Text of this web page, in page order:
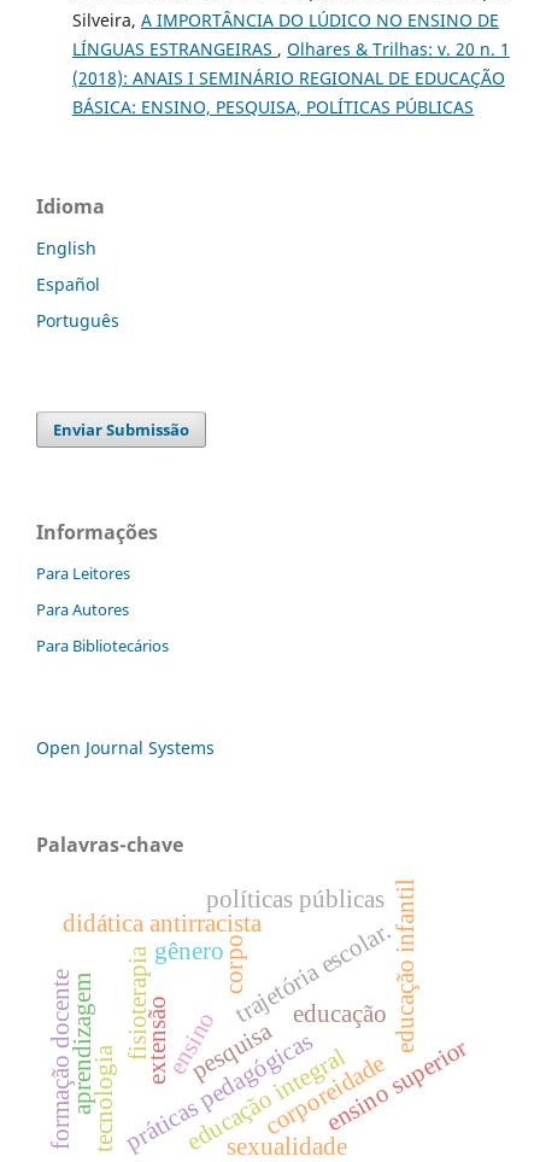
Silveira, A IMPORTÂNCIA DO LÚDICO NO ENSINO DE
LÍNGUAS ESTRANGEIRAS , Olhares & Trilhas: v. 20 n. 1
(2018): ANAIS I SEMINÁRIO REGIONAL DE EDUCAÇÃO
BÁSICA: ENSINO, PESQUISA, POLÍTICAS PÚBLICAS
Idioma
English
Español
Português
Enviar Submissão
Informações
Para Leitores
Para Autores
Para Bibliotecários
Open Journal Systems
Palavras-chave
educação
corpo
ensino
pesquisa
extensão
práticas pedagógicas
didática antirracista educação infantil
educação integral
políticas públicas
trajetória escolar.
ensino superior
fisioterapia gênero
sexualidade
corporeidade
tecnologia
aprendizagem
formação docente